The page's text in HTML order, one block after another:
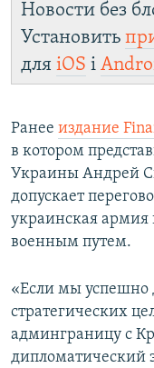
Новости без
Установить
для iOS і
Ранее издание
в котором
Украины Андрей
допускает
украинская
военным путем.
«Если мы
стратегических
админграницу с
дипломатический